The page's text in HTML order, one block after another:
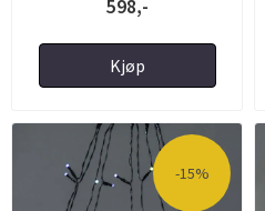
598,-
Kjøp
-15%